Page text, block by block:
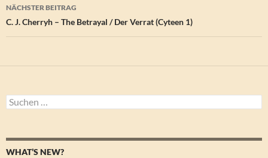
NÄCHSTER BEITRAG
C. J. Cherryh – The Betrayal / Der Verrat (Cyteen 1)
Suchen
nach:
WHAT’S NEW?